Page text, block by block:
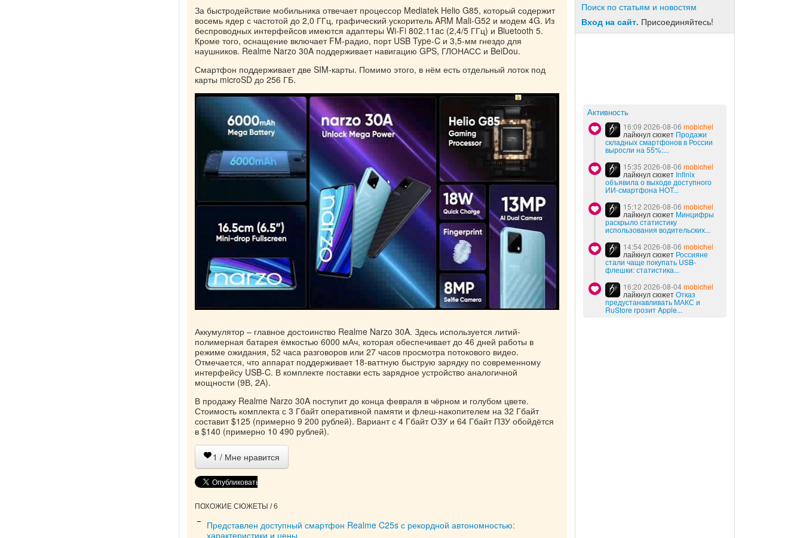
За быстродействие мобильника отвечает процессор Mediatek Helio G85, который содержит
восемь ядер с частотой до 2,0 ГГц, графический ускоритель ARM Mali-G52 и модем 4G. Из
беспроводных интерфейсов имеются адаптеры Wi-Fi 802.11ac (2,4/5 ГГц) и Bluetooth 5.
Кроме того, оснащение включает FM-радио, порт USB Type-C и 3,5-мм гнездо для
наушников. Realme Narzo 30A поддерживает навигацию GPS, ГЛОНАСС и BeiDou.
Смартфон поддерживает две SIM-карты. Помимо этого, в нём есть отдельный лоток под
карты microSD до 256 ГБ.
Аккумулятор – главное достоинство Realme Narzo 30A. Здесь используется литий-
полимерная батарея ёмкостью 6000 мАч, которая обеспечивает до 46 дней работы в
режиме ожидания, 52 часа разговоров или 27 часов просмотра потокового видео.
Отмечается, что аппарат поддерживает 18-ваттную быструю зарядку по современному
интерфейсу USB-C. В комплекте поставки есть зарядное устройство аналогичной
мощности (9В, 2А).
В продажу Realme Narzo 30A поступит до конца февраля в чёрном и голубом цвете.
Стоимость комплекта с 3 Гбайт оперативной памяти и флеш-накопителем на 32 Гбайт
составит $125 (примерно 9 200 рублей). Вариант с 4 Гбайт ОЗУ и 64 Гбайт ПЗУ обойдётся
в $140 (примерно 10 490 рублей).
1 / Мне нравится
ПОХОЖИЕ СЮЖЕТЫ / 6
Представлен доступный смартфон Realme C25s с рекордной автономностью:
характеристики и цены
Поиск по статьям и новостям
Вход на сайт. Присоединяйтесь!
Активность
16:09 2026-08-06 mobichel
лайкнул сюжет Продажи
складных смартфонов в России
выросли на 55%:...
15:35 2026-08-06 mobichel
лайкнул сюжет Infinix
объявила о выходе доступного
ИИ-смартфона HOT...
15:12 2026-08-06 mobichel
лайкнул сюжет Минцифры
раскрыло статистику
использования водительских...
14:54 2026-08-06 mobichel
лайкнул сюжет Россияне
стали чаще покупать USB-
флешки: статистика...
16:20 2026-08-04mobichel
лайкнул сюжетОтказ
предустанавливать МАКС и
RuStore грозит Apple...